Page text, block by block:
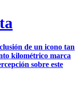
de un icono tan
kilométrico marca
sobre este